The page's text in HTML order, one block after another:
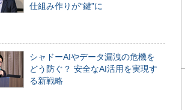
仕組み作りが“鍵”に
シャドーAIやデータ漏洩の危機を
どう防ぐ？ 安全なAI活用を実現す
る新戦略